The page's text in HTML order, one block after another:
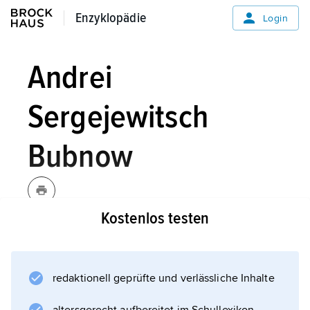
Enzyklopädie
Enzyklopädie Login
Andrei
Sergejewitsch
Bubnow
Andrei Sergejewitsch
Wosnessensk (heute Iwanowo) 4. 4.
1883, † (hingerichtet) 12. 1. 1940;
Kostenlos testen
redaktionell geprüfte und verlässliche Inhalte